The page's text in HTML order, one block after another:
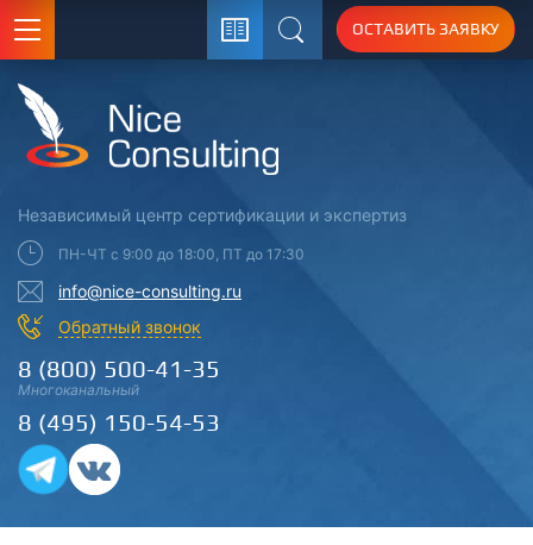
Поиск
ОСТАВИТЬ ЗАЯВКУ
Независимый центр сертификации и экспертиз
ПН-ЧТ с 9:00 до 18:00, ПТ до 17:30
info@nice-consulting.ru
Обратный звонок
8 (800) 500-41-35
Многоканальный
8 (495) 150-54-53